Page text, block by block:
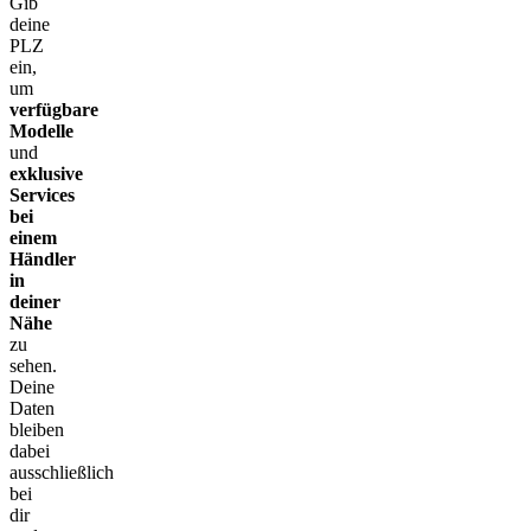
deine
PLZ
ein,
um
verfügbare
Modelle
und
exklusive
Services
bei
einem
Händler
in
deiner
Nähe
zu
sehen.
Deine
Daten
bleiben
dabei
ausschließlich
bei
dir